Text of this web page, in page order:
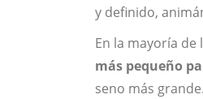
y definido,
En la mayoría
más pequeño
seno más grande.